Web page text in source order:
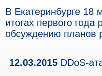
В Екатеринбурге 18
итогах первого года
обсуждению планов
12.03.2015 DDoS-